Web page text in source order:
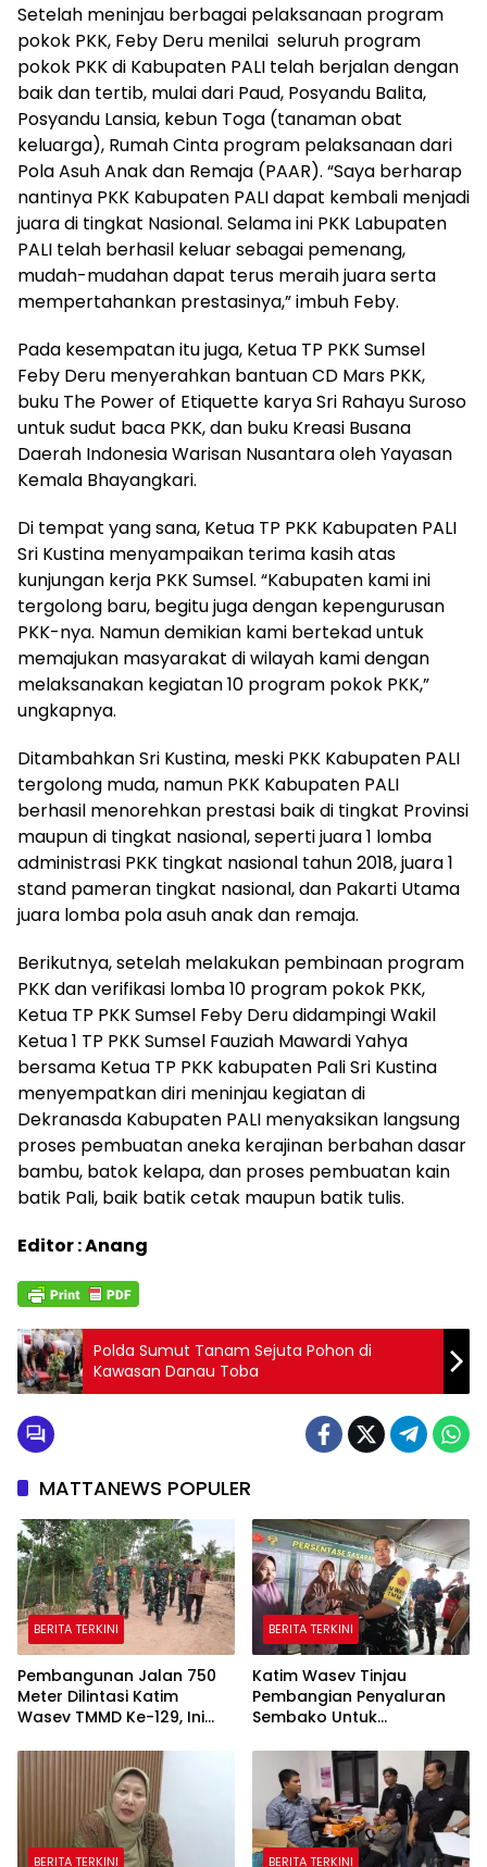
Setelah meninjau berbagai pelaksanaan program
pokok PKK, Feby Deru menilai seluruh program
pokok PKK di Kabupaten PALI telah berjalan dengan
baik dan tertib, mulai dari Paud, Posyandu Balita,
Posyandu Lansia, kebun Toga (tanaman obat
keluarga), Rumah Cinta program pelaksanaan dari
Pola Asuh Anak dan Remaja (PAAR). “Saya berharap
nantinya PKK Kabupaten PALI dapat kembali menjadi
juara di tingkat Nasional. Selama ini PKK Labupaten
PALI telah berhasil keluar sebagai pemenang,
mudah-mudahan dapat terus meraih juara serta
mempertahankan prestasinya,” imbuh Feby.
Pada kesempatan itu juga, Ketua TP PKK Sumsel
Feby Deru menyerahkan bantuan CD Mars PKK,
buku The Power of Etiquette karya Sri Rahayu Suroso
untuk sudut baca PKK, dan buku Kreasi Busana
Daerah Indonesia Warisan Nusantara oleh Yayasan
Kemala Bhayangkari.
Di tempat yang sana, Ketua TP PKK Kabupaten PALI
Sri Kustina menyampaikan terima kasih atas
kunjungan kerja PKK Sumsel. “Kabupaten kami ini
tergolong baru, begitu juga dengan kepengurusan
PKK-nya. Namun demikian kami bertekad untuk
memajukan masyarakat di wilayah kami dengan
melaksanakan kegiatan 10 program pokok PKK,”
ungkapnya.
Ditambahkan Sri Kustina, meski PKK Kabupaten PALI
tergolong muda, namun PKK Kabupaten PALI
berhasil menorehkan prestasi baik di tingkat Provinsi
maupun di tingkat nasional, seperti juara 1 lomba
administrasi PKK tingkat nasional tahun 2018, juara 1
stand pameran tingkat nasional, dan Pakarti Utama
juara lomba pola asuh anak dan remaja.
Berikutnya, setelah melakukan pembinaan program
PKK dan verifikasi lomba 10 program pokok PKK,
Ketua TP PKK Sumsel Feby Deru didampingi Wakil
Ketua 1 TP PKK Sumsel Fauziah Mawardi Yahya
bersama Ketua TP PKK kabupaten Pali Sri Kustina
menyempatkan diri meninjau kegiatan di
Dekranasda Kabupaten PALI menyaksikan langsung
proses pembuatan aneka kerajinan berbahan dasar
bambu, batok kelapa, dan proses pembuatan kain
batik Pali, baik batik cetak maupun batik tulis.
Editor : Anang
Polda Sumut Tanam Sejuta Pohon di
Kawasan Danau Toba
MATTANEWS POPULER
BERITA TERKINI
Pembangunan Jalan 750
Meter Dilintasi Katim
Wasev TMMD Ke-129, Ini
BERITA TERKINI
Katim Wasev Tinjau
Pembangian Penyaluran
Sembako Untuk
BERITA TERKINI BERITA TERKINI